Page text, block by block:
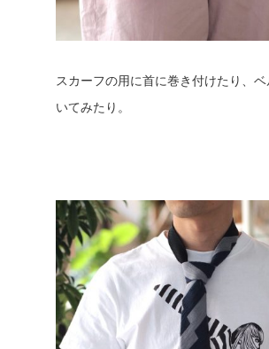
スカーフの用に首に巻き付けたり、
いてみたり。